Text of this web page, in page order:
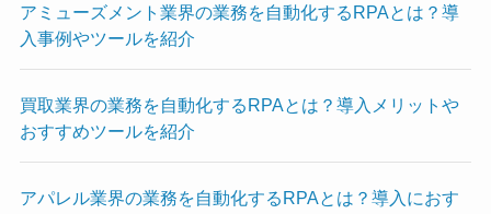
アミューズメント業界の業務を自動化するRPAとは？導
入事例やツールを紹介
買取業界の業務を自動化するRPAとは？導入メリットや
おすすめツールを紹介
アパレル業界の業務を自動化するRPAとは？導入におす